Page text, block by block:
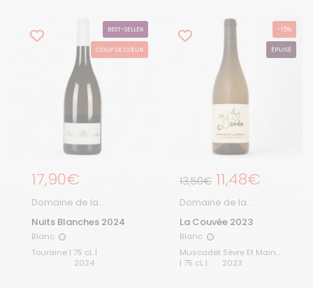
BEST-SELLER
COUP DE CŒUR
Prix régulier
17,90€
Domaine de la
Nuits Blanches 2024
Blanc Blanc
Touraine | 75 cL |
2024
-15%
ÉPUISÉ
Prix de solde
13,50€ Prix régulier
11,48€
Domaine de la
La Couvée 2023
Blanc Blanc
Muscadet Sèvre Et Maine
| 75 cL |
2023